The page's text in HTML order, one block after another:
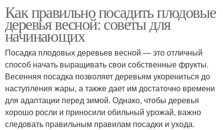
Как правильно посадить плодовые
деревья весной: советы для
начинающих
Посадка плодовых деревьев весной — это отличный
способ начать выращивать свои собственные фрукты.
Весенняя посадка позволяет деревьям укорениться до
наступления жары, а также дает им достаточно времени
для адаптации перед зимой. Однако, чтобы деревья
хорошо росли и приносили обильный урожай, важно
следовать правильным правилам посадки и ухода.